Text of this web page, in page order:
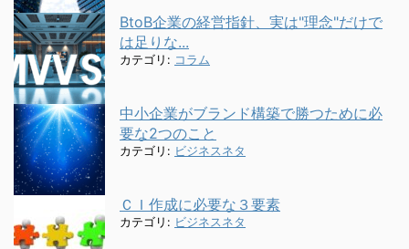
BtoB企業の経営指針、実は"理念"だけで
は足りな...
カテゴリ: コラム
中小企業がブランド構築で勝つために必
要な2つのこと
カテゴリ: ビジネスネタ
ＣＩ作成に必要な３要素
カテゴリ: ビジネスネタ